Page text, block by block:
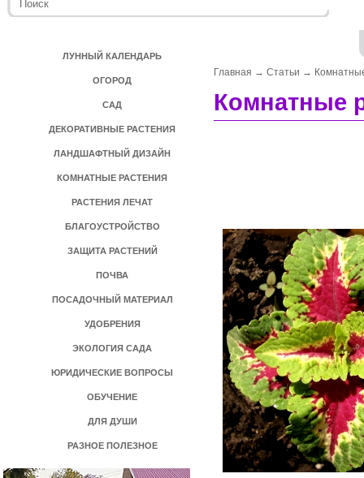
ЛУННЫЙ КАЛЕНДАРЬ
ОГОРОД
САД
ДЕКОРАТИВНЫЕ РАСТЕНИЯ
ЛАНДШАФТНЫЙ ДИЗАЙН
КОМНАТНЫЕ РАСТЕНИЯ
РАСТЕНИЯ ЛЕЧАТ
БЛАГОУСТРОЙСТВО
ЗАЩИТА РАСТЕНИЙ
ПОЧВА
ПОСАДОЧНЫЙ МАТЕРИАЛ
УДОБРЕНИЯ
ЭКОЛОГИЯ САДА
ЮРИДИЧЕСКИЕ ВОПРОСЫ
ОБУЧЕНИЕ
ДЛЯ ДУШИ
РАЗНОЕ ПОЛЕЗНОЕ
Главная → Статьи →
Комнатные